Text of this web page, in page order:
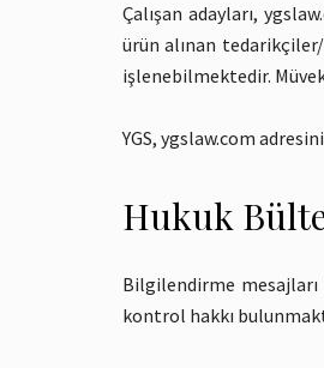
Çalışan adayları,
ürün alınan
işlenebilmektedir.
YGS, ygslaw.com
Hukuk
Bilgilendirme
kontrol hakkı